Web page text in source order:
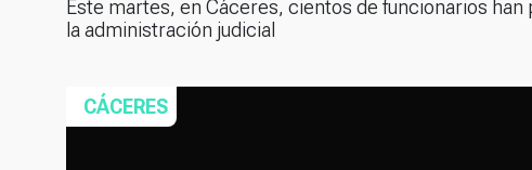
Este martes, en Cáceres, cientos de funcionarios
la administración judicial
CÁCERES